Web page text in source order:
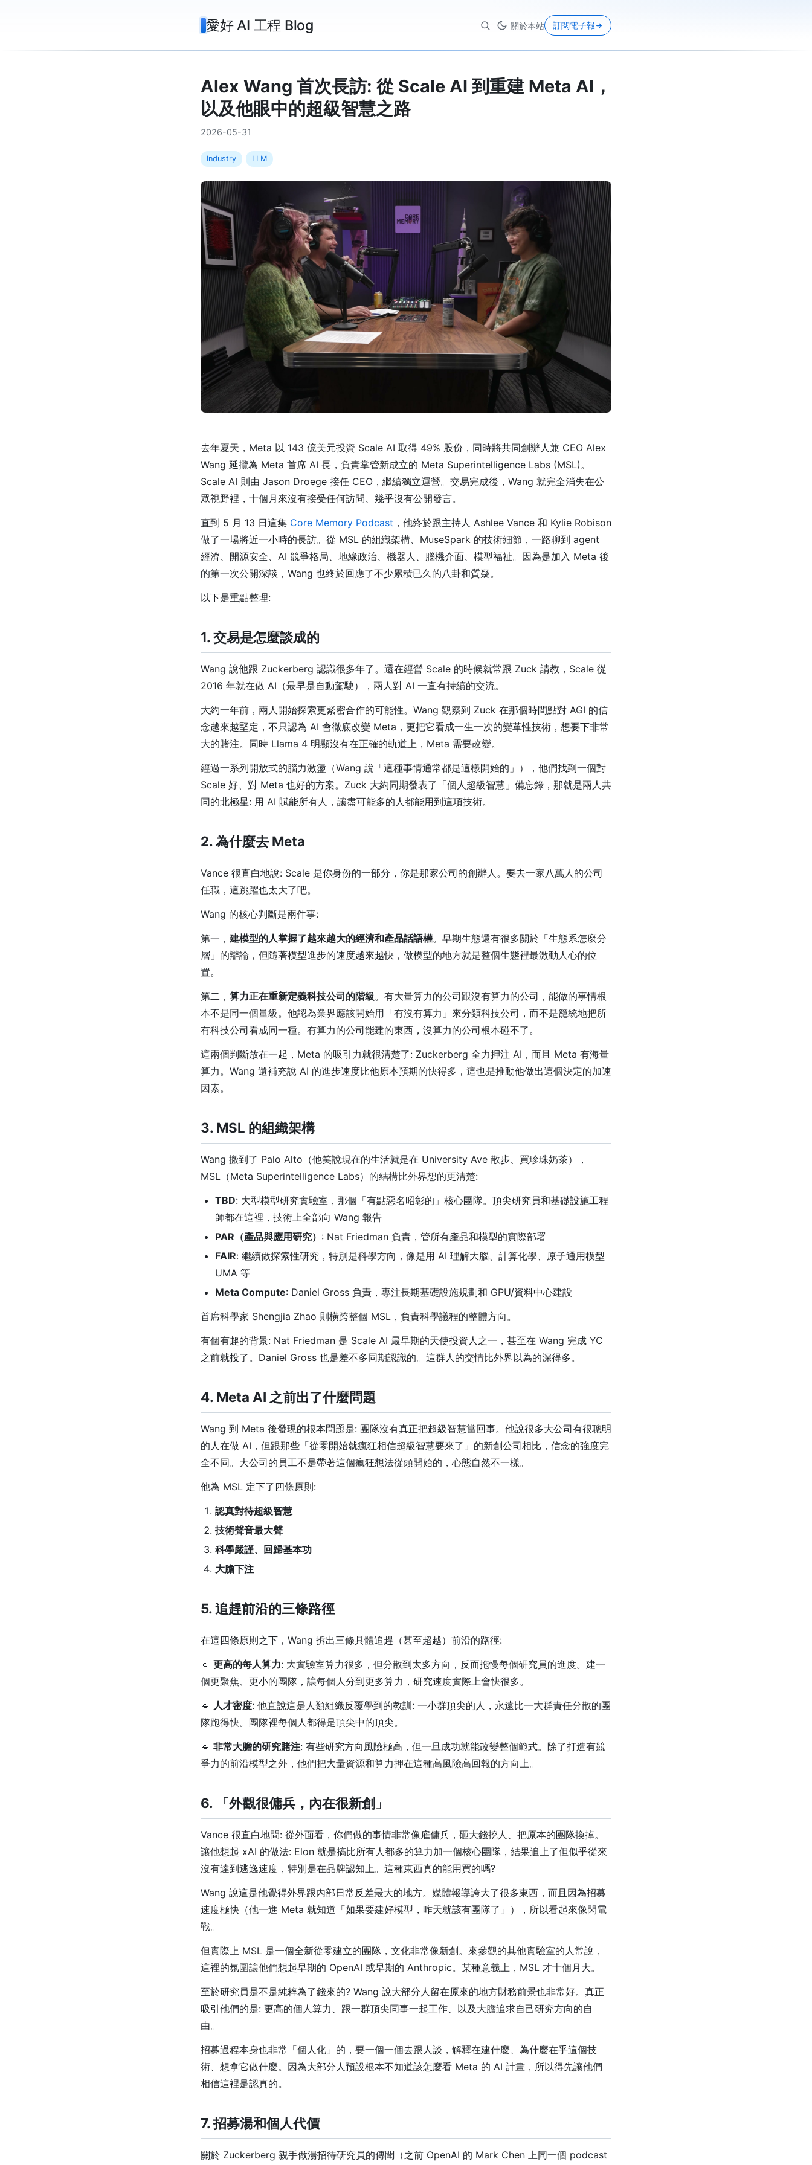
愛好 AI 工程 Blog 關於本站 訂閱電子報
Alex Wang 首次長訪: 從 Scale AI 到重建 Meta AI，
以及他眼中的超級智慧之路
2026-05-31
Industry LLM
去年夏天，Meta 以 143 億美元投資 Scale AI 取得 49% 股份，同時將共同創辦人兼 CEO Alex
Wang 延攬為 Meta 首席 AI 長，負責掌管新成立的 Meta Superintelligence Labs (MSL)。
Scale AI 則由 Jason Droege 接任 CEO，繼續獨立運營。交易完成後，Wang 就完全消失在公
眾視野裡，十個月來沒有接受任何訪問、幾乎沒有公開發言。
直到 5 月 13 日這集 Core Memory Podcast ，他終於跟主持人 Ashlee Vance 和 Kylie Robison
做了一場將近一小時的長訪。從 MSL 的組織架構、MuseSpark 的技術細節，一路聊到 agent
經濟、開源安全、AI 競爭格局、地緣政治、機器人、腦機介面、模型福祉。因為是加入 Meta 後
的第一次公開深談，Wang 也終於回應了不少累積已久的八卦和質疑。
以下是重點整理:
1. 交易是怎麼談成的
Wang 說他跟 Zuckerberg 認識很多年了。還在經營 Scale 的時候就常跟 Zuck 請教，Scale 從
2016 年就在做 AI（最早是自動駕駛），兩人對 AI 一直有持續的交流。
大約一年前，兩人開始探索更緊密合作的可能性。Wang 觀察到 Zuck 在那個時間點對 AGI 的信
念越來越堅定，不只認為 AI 會徹底改變 Meta，更把它看成一生一次的變革性技術，想要下非常
大的賭注。同時 Llama 4 明顯沒有在正確的軌道上，Meta 需要改變。
經過一系列開放式的腦力激盪（Wang 說「這種事情通常都是這樣開始的」），他們找到一個對
Scale 好、對 Meta 也好的方案。Zuck 大約同期發表了「個人超級智慧」備忘錄，那就是兩人共
同的北極星: 用 AI 賦能所有人，讓盡可能多的人都能用到這項技術。
2. 為什麼去 Meta
Vance 很直白地說: Scale 是你身份的一部分，你是那家公司的創辦人。要去一家八萬人的公司
任職，這跳躍也太大了吧。
Wang 的核心判斷是兩件事:
第一， 建模型的人掌握了越來越大的經濟和產品話語權。早期生態還有很多關於「生態系怎麼分
層」的辯論，但隨著模型進步的速度越來越快，做模型的地方就是整個生態裡最激動人心的位
置。
第二， 算力正在重新定義科技公司的階級。有大量算力的公司跟沒有算力的公司，能做的事情根
本不是同一個量級。他認為業界應該開始用「有沒有算力」來分類科技公司，而不是籠統地把所
有科技公司看成同一種。有算力的公司能建的東西，沒算力的公司根本碰不了。
這兩個判斷放在一起，Meta 的吸引力就很清楚了: Zuckerberg 全力押注 AI，而且 Meta 有海量
算力。Wang 還補充說 AI 的進步速度比他原本預期的快得多，這也是推動他做出這個決定的加速
因素。
3. MSL 的組織架構
Wang 搬到了 Palo Alto（他笑說現在的生活就是在 University Ave 散步、買珍珠奶茶），
MSL（Meta Superintelligence Labs）的結構比外界想的更清楚:
TBD: 大型模型研究實驗室，那個「有點惡名昭彰的」核心團隊。頂尖研究員和基礎設施工程
師都在這裡，技術上全部向 Wang 報告
PAR（產品與應用研究） : Nat Friedman 負責，管所有產品和模型的實際部署
FAIR: 繼續做探索性研究，特別是科學方向，像是用 AI 理解大腦、計算化學、原子通用模型
UMA 等
Meta Compute: Daniel Gross 負責，專注長期基礎設施規劃和 GPU/資料中心建設
首席科學家 Shengjia Zhao 則橫跨整個 MSL，負責科學議程的整體方向。
有個有趣的背景: Nat Friedman 是 Scale AI 最早期的天使投資人之一，甚至在 Wang 完成 YC
之前就投了。Daniel Gross 也是差不多同期認識的。這群人的交情比外界以為的深得多。
4. Meta AI 之前出了什麼問題
Wang 到 Meta 後發現的根本問題是: 團隊沒有真正把超級智慧當回事。他說很多大公司有很聰明
的人在做 AI，但跟那些「從零開始就瘋狂相信超級智慧要來了」的新創公司相比，信念的強度完
全不同。大公司的員工不是帶著這個瘋狂想法從頭開始的，心態自然不一樣。
他為 MSL 定下了四條原則:
認真對待超級智慧
技術聲音最大聲
科學嚴謹、回歸基本功
大膽下注
5. 追趕前沿的三條路徑
在這四條原則之下，Wang 拆出三條具體追趕（甚至超越）前沿的路徑:
🔹 更高的每人算力: 大實驗室算力很多，但分散到太多方向，反而拖慢每個研究員的進度。建一
個更聚焦、更小的團隊，讓每個人分到更多算力，研究速度實際上會快很多。
🔹 人才密度: 他直說這是人類組織反覆學到的教訓: 一小群頂尖的人，永遠比一大群責任分散的團
隊跑得快。團隊裡每個人都得是頂尖中的頂尖。
🔹 非常大膽的研究賭注: 有些研究方向風險極高，但一旦成功就能改變整個範式。除了打造有競
爭力的前沿模型之外，他們把大量資源和算力押在這種高風險高回報的方向上。
6. 「外觀很傭兵，內在很新創」
Vance 很直白地問: 從外面看，你們做的事情非常像雇傭兵，砸大錢挖人、把原本的團隊換掉。
讓他想起 xAI 的做法: Elon 就是搞比所有人都多的算力加一個核心團隊，結果追上了但似乎從來
沒有達到逃逸速度，特別是在品牌認知上。這種東西真的能用買的嗎?
Wang 說這是他覺得外界跟內部日常反差最大的地方。媒體報導誇大了很多東西，而且因為招募
速度極快（他一進 Meta 就知道「如果要建好模型，昨天就該有團隊了」），所以看起來像閃電
戰。
但實際上 MSL 是一個全新從零建立的團隊，文化非常像新創。來參觀的其他實驗室的人常說，
這裡的氛圍讓他們想起早期的 OpenAI 或早期的 Anthropic。某種意義上，MSL 才十個月大。
至於研究員是不是純粹為了錢來的? Wang 說大部分人留在原來的地方財務前景也非常好。真正
吸引他們的是: 更高的個人算力、跟一群頂尖同事一起工作、以及大膽追求自己研究方向的自
由。
招募過程本身也非常「個人化」的，要一個一個去跟人談，解釋在建什麼、為什麼在乎這個技
術、想拿它做什麼。因為大部分人預設根本不知道該怎麼看 Meta 的 AI 計畫，所以得先讓他們
相信這裡是認真的。
7. 招募湯和個人代價
關於 Zuckerberg 親手做湯招待研究員的傳聞（之前 OpenAI 的 Mark Chen 上同一個 podcast